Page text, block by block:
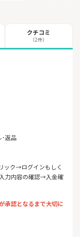
クチコミ
（2件）
･返品
ック→ログインもしく
力内容の確認→入金確
承認となるまで大切に